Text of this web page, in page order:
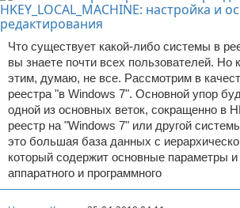
Что существует какой-либо системы в
вы знаете почти всех пользователей. Но
этим, думаю, не все. Рассмотрим в
реестра "в Windows 7". Основной упор
одной из основных веток, сокращенно в
реестр на "Windows 7" или другой
это большая база данных с
который содержит основные параметры и
аппаратного и программного